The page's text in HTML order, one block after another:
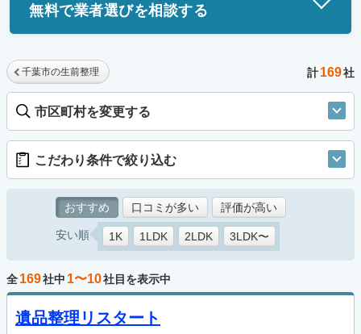
無料で業者選びを相談する
千葉市の生前整理 計169社
市区町村を変更する
こだわり条件で絞り込む
おすすめ 口コミが多い 評価が高い
安い順 1K 1LDK 2LDK 3LDK〜
全169社中 1〜10社目を表示中
遺品整理リスタート